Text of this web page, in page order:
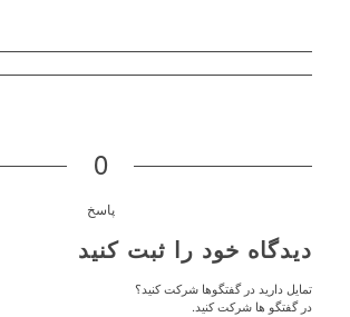
0
پاسخ
دیدگاه خود را ثبت کنید
تمایل دارید در گفتگوها شرکت کنید؟
در گفتگو ها شرکت کنید.